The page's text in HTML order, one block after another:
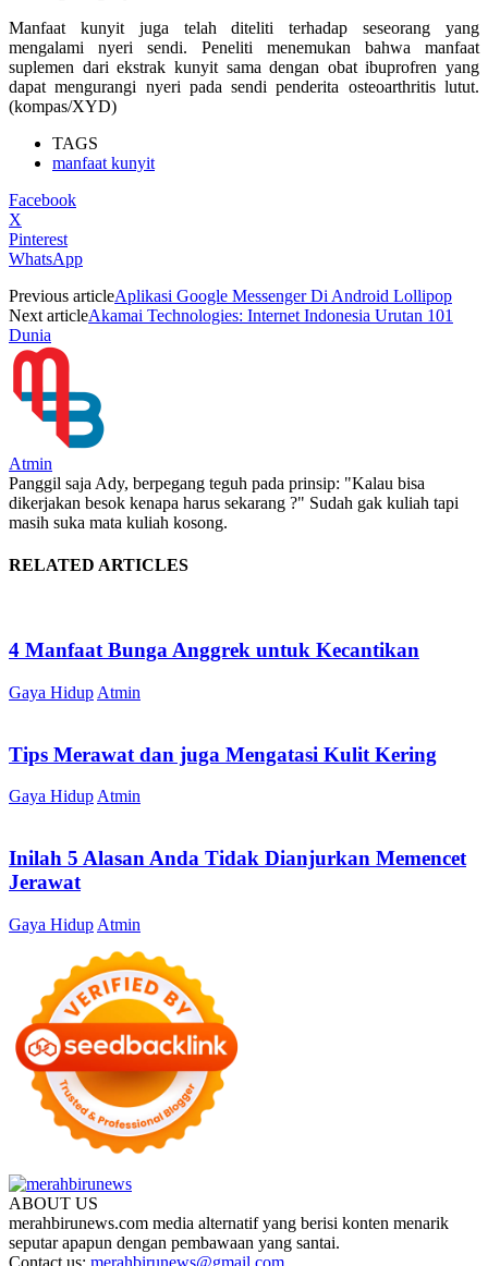
Manfaat kunyit juga telah diteliti terhadap seseorang yang
mengalami nyeri sendi. Peneliti menemukan bahwa manfaat
suplemen dari ekstrak kunyit sama dengan obat ibuprofren yang
dapat mengurangi nyeri pada sendi penderita osteoarthritis lutut.
(kompas/XYD)
TAGS
manfaat kunyit
Facebook
X
Pinterest
WhatsApp
Previous articleAplikasi Google Messenger Di Android Lollipop
Next articleAkamai Technologies: Internet Indonesia Urutan 101
Dunia
Atmin
Panggil saja Ady, berpegang teguh pada prinsip: "Kalau bisa
dikerjakan besok kenapa harus sekarang ?" Sudah gak kuliah tapi
masih suka mata kuliah kosong.
RELATED ARTICLES
4 Manfaat Bunga Anggrek untuk Kecantikan
Gaya Hidup Atmin
Tips Merawat dan juga Mengatasi Kulit Kering
Gaya Hidup Atmin
Inilah 5 Alasan Anda Tidak Dianjurkan Memencet
Jerawat
Gaya Hidup Atmin
ABOUT US
merahbirunews.com media alternatif yang berisi konten menarik
seputar apapun dengan pembawaan yang santai.
Contact us: merahbirunews@gmail.com